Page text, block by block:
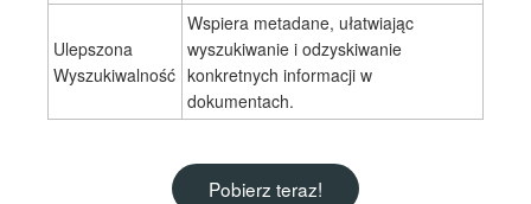
Ulepszona
Wyszukiwalność
Wspiera metadane, ułatwiając
wyszukiwanie i odzyskiwanie
konkretnych informacji w
dokumentach.
Pobierz teraz!